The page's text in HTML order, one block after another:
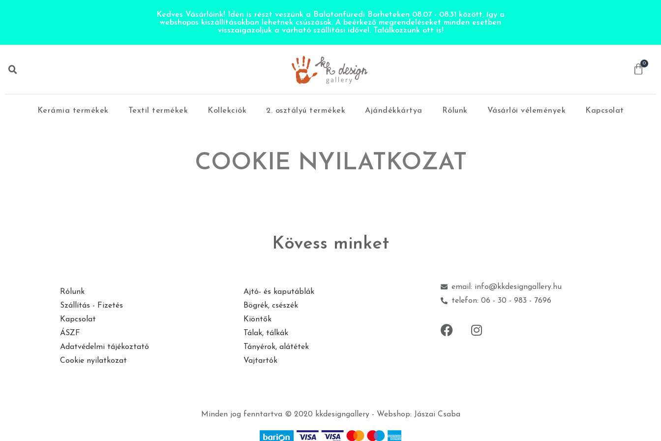
Kedves Vásárlóink! Idén is részt veszünk a Balatonfüredi Borheteken 08.07 - 08.31 között, így a
webshopos kiszállításokban lehetnek csúszások. A beérkező megrendeléseket minden esetben
visszaigazoljuk a várható szállítási idővel. Találkozzunk ott is!
0
Kerámia termékek Textil termékek Kollekciók 2. osztályú termékek Ajándékkártya Rólunk Vásárlói vélemények Kapcsolat
COOKIE NYILATKOZAT
Kövess minket
Rólunk
Szállítás - Fizetés
Kapcsolat
ÁSZF
Adatvédelmi tájékoztató
Cookie nyilatkozat
Ajtó- és kaputáblák
Bögrék, csészék
Kiöntők
Tálak, tálkák
Tányérok, alátétek
Vajtartók
email: info@kkdesigngallery.hu
telefon: 06 - 30 - 983 - 7696
Minden jog fenntartva © 2020 kkdesigngallery - Webshop: Jászai Csaba